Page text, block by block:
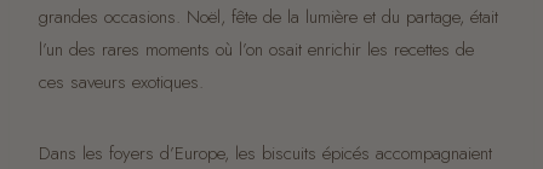
grandes occasions. Noël, fête de la lumière et du partage, était
l’un des rares moments où l’on osait enrichir les recettes de
ces saveurs exotiques.
Dans les foyers d’Europe, les biscuits épicés accompagnaient